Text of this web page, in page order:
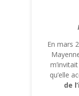
En mars
qu’elle
de